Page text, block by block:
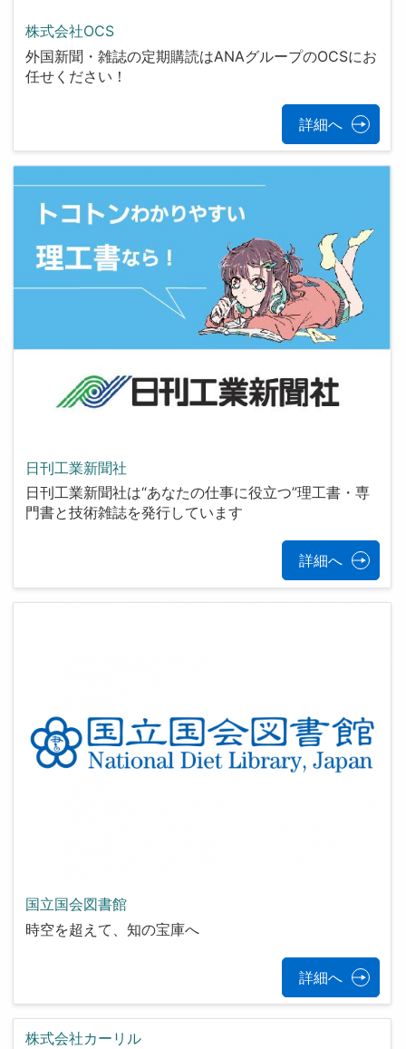
株式会社OCS
外国新聞・雑誌の定期購読はANAグループのOCSにお
任せください！
詳細へ
日刊工業新聞社
日刊工業新聞社は“あなたの仕事に役立つ”理工書・専
門書と技術雑誌を発行しています
詳細へ
国立国会図書館
時空を超えて、知の宝庫へ
詳細へ
株式会社カーリル